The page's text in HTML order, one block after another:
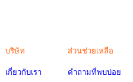
บริษัท
เกี่ยวกับเรา
ส่วนช่วยเหลือ
คำถามที่พบบ่อย